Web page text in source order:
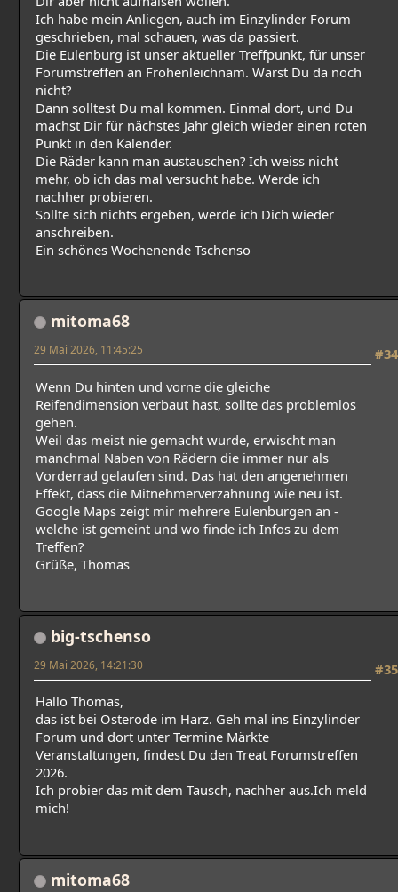
Ich habe mein Anliegen, auch im Einzylinder Forum
geschrieben, mal schauen, was da passiert.
Die Eulenburg ist unser aktueller Treffpunkt, für unser
Forumstreffen an Frohenleichnam. Warst Du da noch
nicht?
Dann solltest Du mal kommen. Einmal dort, und Du
machst Dir für nächstes Jahr gleich wieder einen roten
Punkt in den Kalender.
Die Räder kann man austauschen? Ich weiss nicht
mehr, ob ich das mal versucht habe. Werde ich
nachher probieren.
Sollte sich nichts ergeben, werde ich Dich wieder
anschreiben.
Ein schönes Wochenende Tschenso
mitoma68
#34
29 Mai 2026, 11:45:25
Wenn Du hinten und vorne die gleiche
Reifendimension verbaut hast, sollte das problemlos
gehen.
Weil das meist nie gemacht wurde, erwischt man
manchmal Naben von Rädern die immer nur als
Vorderrad gelaufen sind. Das hat den angenehmen
Effekt, dass die Mitnehmerverzahnung wie neu ist.
Google Maps zeigt mir mehrere Eulenburgen an -
welche ist gemeint und wo finde ich Infos zu dem
Treffen?
Grüße, Thomas
big-tschenso
#35
29 Mai 2026, 14:21:30
Hallo Thomas,
das ist bei Osterode im Harz. Geh mal ins Einzylinder
Forum und dort unter Termine Märkte
Veranstaltungen, findest Du den Treat Forumstreffen
2026.
Ich probier das mit dem Tausch, nachher aus.Ich meld
mich!
mitoma68